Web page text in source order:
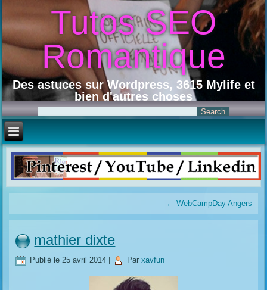
Tutos SEO
Romantique
Des astuces sur Wordpress, 3615 Mylife et
bien d'autres choses
← WebCampDay Angers
mathier dixte
Publié le 25 avril 2014 Par xavfun